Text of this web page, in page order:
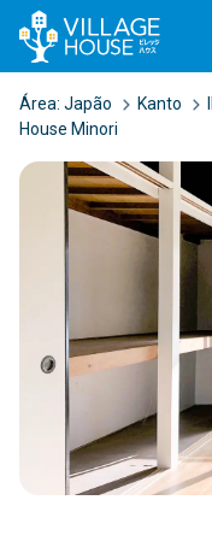
Área: Japão Kanto
House Minori